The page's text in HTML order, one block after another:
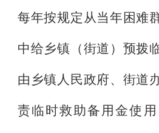
每年按规定从当年困难
中给乡镇（街道）预拨
由乡镇人民政府、街道
责临时救助备用金使